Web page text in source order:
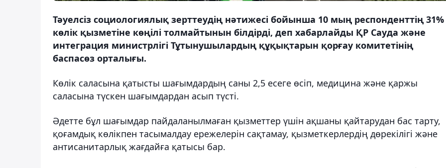
Тәуелсіз социологиялық зерттеудің нәтижесі бойынша 10 мың респонденттің 31%
көлік қызметіне көңілі толмайтынын білдірді, деп хабарлайды ҚР Сауда және
интеграция министрлігі Тұтынушылардың құқықтарын қорғау комитетінің
баспасөз орталығы.
Көлік саласына қатысты шағымдардың саны 2,5 есеге өсіп, медицина және қаржы
саласына түскен шағымдардан асып түсті.
Әдетте бұл шағымдар пайдаланылмаған қызметтер үшін ақшаны қайтарудан бас тарту,
қоғамдық көлікпен тасымалдау ережелерін сақтамау, қызметкерлердің дөрекілігі және
антисанитарлық жағдайға қатысы бар.